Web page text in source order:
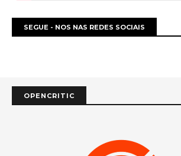
SEGUE - NOS NAS REDES SOCIAIS
OPENCRITIC